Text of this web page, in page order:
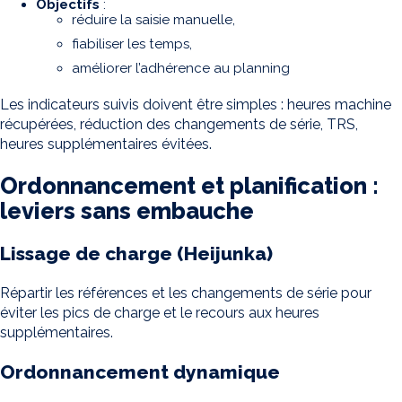
Objectifs :
réduire la saisie manuelle,
fiabiliser les temps,
améliorer l’adhérence au planning
Les indicateurs suivis doivent être simples : heures machine
récupérées, réduction des changements de série, TRS,
heures supplémentaires évitées.
Ordonnancement et planification :
leviers sans embauche
Lissage de charge (Heijunka)
Répartir les références et les changements de série pour
éviter les pics de charge et le recours aux heures
supplémentaires.
Ordonnancement dynamique